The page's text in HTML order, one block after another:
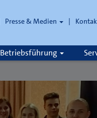
Presse & Medien
Betriebsführung